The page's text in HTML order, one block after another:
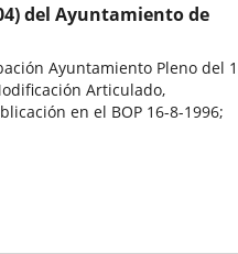
del Ayuntamiento de
Ayuntamiento Pleno del
Articulado,
en el BOP 16-8-1996;